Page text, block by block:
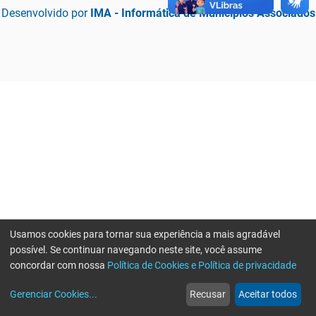
Desenvolvido por IMA - Informática de Municípios Associados
web
Notícias
more_horiz
Mais
Usamos cookies para tornar sua experiência a mais agradável
possível. Se continuar navegando neste site, você assume
concordar com nossa Política de Cookies e Política de privacidade
Gerenciar Cookies... Recusar Aceitar todos
Erro ao enviar informações, por favor tente novamente